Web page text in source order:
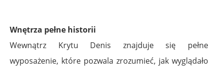
Wnętrza pełne historii
Wewnątrz Krytu Denis znajduje się pełne
wyposażenie, które pozwala zrozumieć, jak wyglądało